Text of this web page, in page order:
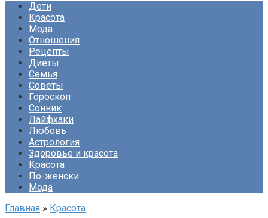
Дети
Красота
Мода
Отношения
Рецепты
Диеты
Семья
Советы
Гороскоп
Сонник
Лайфхаки
Любовь
Астрология
Здоровье и красота
Красота
По-женски
Мода
Главная » Красота